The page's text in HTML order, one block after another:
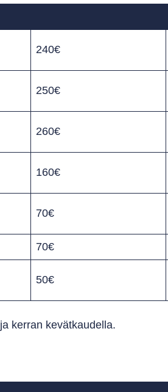
240€
250€
260€
160€
70€
70€
50€
kerran kevätkaudella.